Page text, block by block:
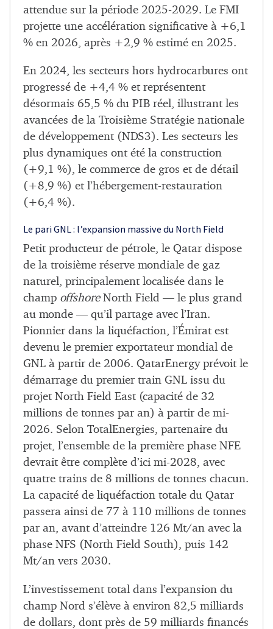
attendue sur la période 2025-2029. Le FMI
projette une accélération significative à +6,1
% en 2026, après +2,9 % estimé en 2025.
En 2024, les secteurs hors hydrocarbures ont
progressé de +4,4 % et représentent
désormais 65,5 % du PIB réel, illustrant les
avancées de la Troisième Stratégie nationale
de développement (NDS3). Les secteurs les
plus dynamiques ont été la construction
(+9,1 %), le commerce de gros et de détail
(+8,9 %) et l’hébergement-restauration
(+6,4 %).
Le pari GNL : l’expansion massive du North Field
Petit producteur de pétrole, le Qatar dispose
de la troisième réserve mondiale de gaz
naturel, principalement localisée dans le
champ offshoreNorth Field — le plus grand
au monde — qu’il partage avec l’Iran.
Pionnier dans la liquéfaction, l’Émirat est
devenu le premier exportateur mondial de
GNL à partir de 2006. QatarEnergy prévoit le
démarrage du premier train GNL issu du
projet North Field East (capacité de 32
millions de tonnes par an) à partir de mi-
2026. Selon TotalEnergies, partenaire du
projet, l’ensemble de la première phase NFE
devrait être complète d’ici mi-2028, avec
quatre trains de 8 millions de tonnes chacun.
La capacité de liquéfaction totale du Qatar
passera ainsi de 77 à 110 millions de tonnes
par an, avant d’atteindre 126 Mt/an avec la
phase NFS (North Field South), puis 142
Mt/an vers 2030.
L’investissement total dans l’expansion du
champ Nord s’élève à environ 82,5 milliards
de dollars, dont près de 59 milliards financés